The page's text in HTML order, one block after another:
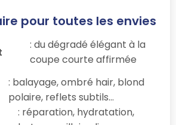
pour toutes les envies
: du dégradé élégant à la
coupe courte affirmée
: balayage, ombré hair, blond
polaire, reflets subtils…
: réparation, hydratation,